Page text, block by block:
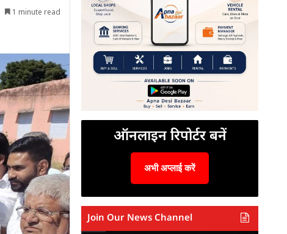
1 minute read
ऑनलाइन रिपोर्टर बनें
अभी अप्लाई करें
Join Our News Channel